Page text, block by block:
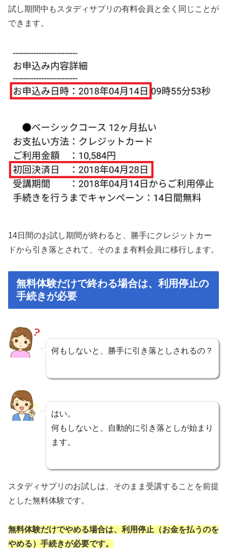
試し期間中もスタディサプリの有料会員と全く同じことが
できます。
14日間のお試し期間が終わると、勝手にクレジットカー
ドから引き落とされて、そのまま有料会員に移行します。
無料体験だけで終わる場合は、利用停止の
手続きが必要
何もしないと、勝手に引き落としされるの？
はい。
何もしないと、自動的に引き落としが始まり
ます。
スタディサプリのお試しは、そのまま受講することを前提
とした無料体験です。
無料体験だけでやめる場合は、利用停止（お金を払うのを
やめる）手続きが必要です。